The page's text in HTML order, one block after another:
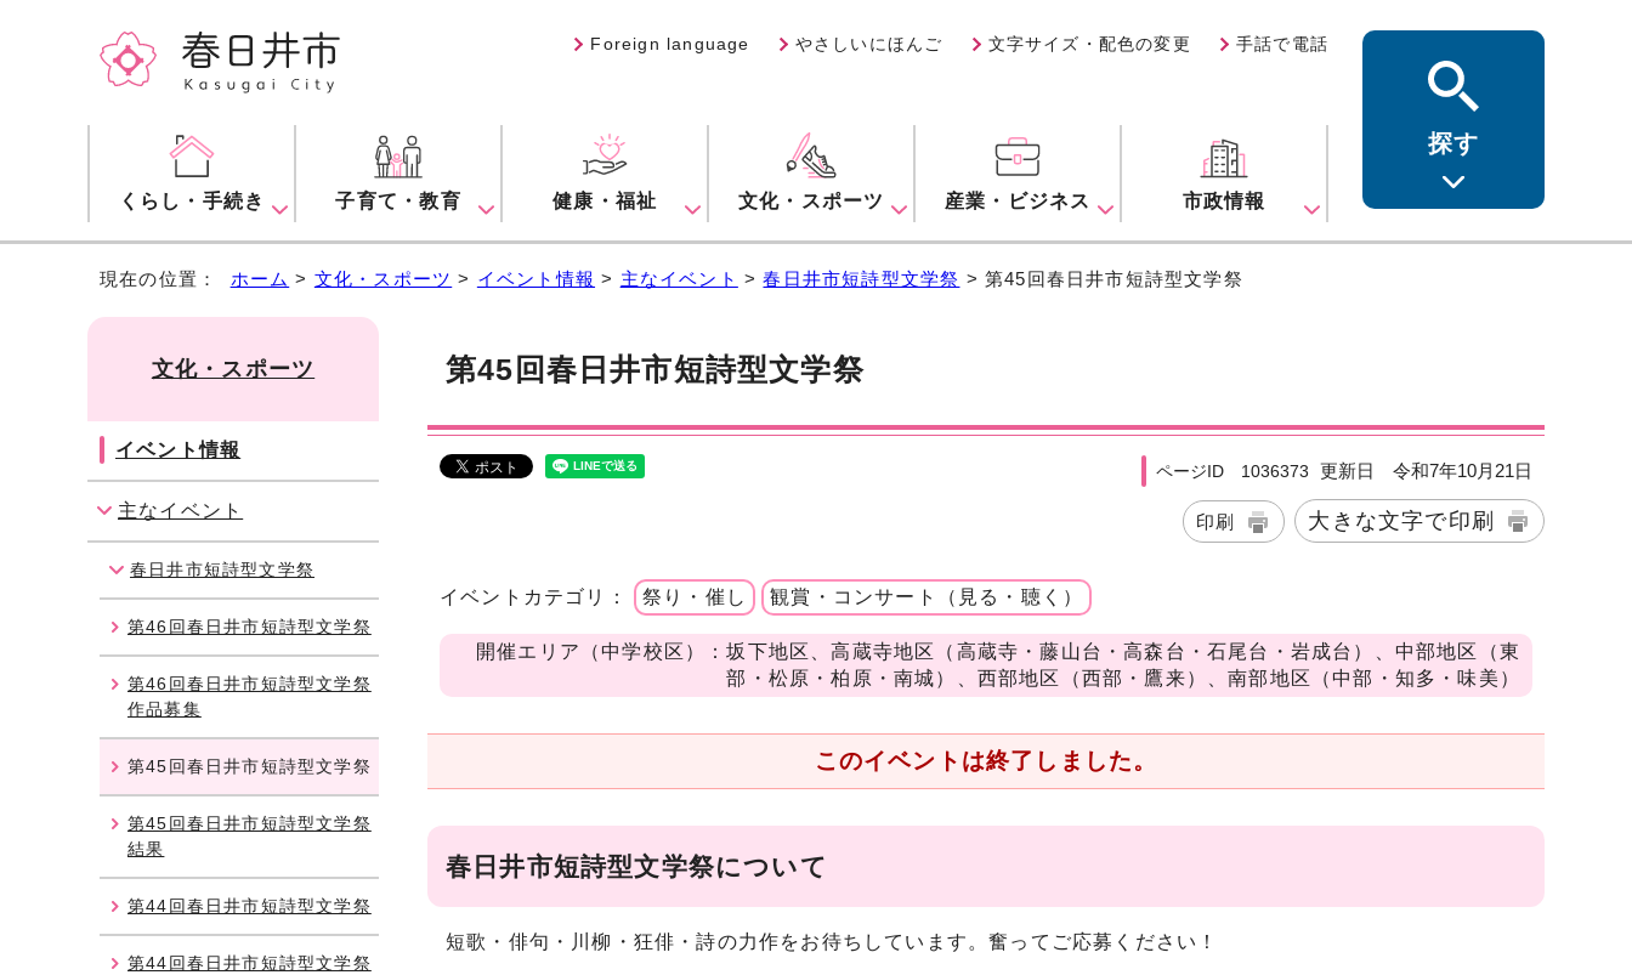
Foreign language やさしいにほんご 文字サイズ・配色の変更 手話で電話
くらし・手続き 子育て・教育 健康・福祉 文化・スポーツ 産業・ビジネス 市政情報
探す
現在の位置： ホーム > 文化・スポーツ > イベント情報 > 主なイベント >春日井市短詩型文学祭 > 第45回春日井市短詩型文学祭
第45回春日井市短詩型文学祭
ページID 1036373 更新日 令和7年10月21日
印刷 大きな文字で印刷
イベントカテゴリ： 祭り・催し 観賞・コンサート（見る・聴く）
開催エリア（中学校区）：坂下地区、高蔵寺地区（高蔵寺・藤山台・高森台・石尾台・岩成台）、中部地区（東
部・松原・柏原・南城）、西部地区（西部・鷹来）、南部地区（中部・知多・味美）
このイベントは終了しました。
春日井市短詩型文学祭について
短歌・俳句・川柳・狂俳・詩の力作をお待ちしています。奮ってご応募ください！
文化・スポーツ
イベント情報
主なイベント
春日井市短詩型文学祭
第46回春日井市短詩型文学祭
第46回春日井市短詩型文学祭
作品募集
第45回春日井市短詩型文学祭
第45回春日井市短詩型文学祭
結果
第44回春日井市短詩型文学祭
第44回春日井市短詩型文学祭